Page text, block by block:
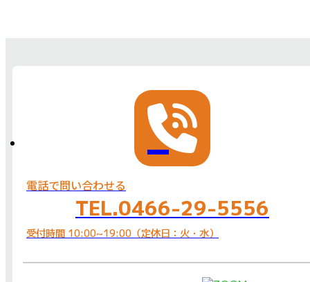
電話で問い合わせる
TEL.0466-29-5556
受付時間 10:00~19:00（定休日：火・水）